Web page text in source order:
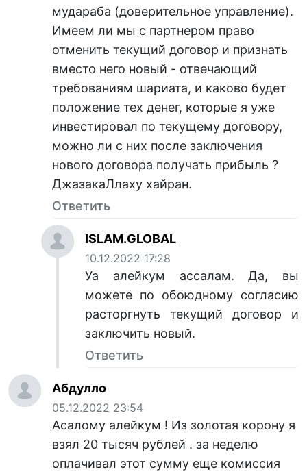
мудараба (доверительное управление).
Имеем ли мы с партнером право
отменить текущий договор и признать
вместо него новый - отвечающий
требованиям шариата, и каково будет
положение тех денег, которые я уже
инвестировал по текущему договору,
можно ли с них после заключения
нового договора получать прибыль ?
ДжазакаЛлаху хайран.
Ответить
ISLAM.GLOBAL
10.12.2022 17:28
Уа алейкум ассалам. Да, вы
можете по обоюдному согласию
расторгнуть текущий договор и
заключить новый.
Ответить
Абдулло
05.12.2022 23:54
Асалому алейкум ! Из золотая корону я
взял 20 тысяч рублей . за неделю
оплачивал этот сумму еще комиссия